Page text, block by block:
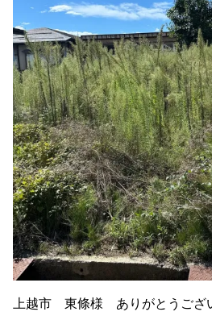
上越市 東條様 ありがとうござ